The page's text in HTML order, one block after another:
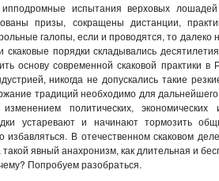
испытания верховых
призы, сокращены дистанции,
галопы, если и проводятся, то далеко
скаковые порядки складывались
основу современной скаковой практики
никогда не допускались такие
традиций необходимо для
политических,
устаревают и начинают тормозить
избавляться. В отечественном скаковом
явный анахронизм, как длительная и
Попробуем разобраться.